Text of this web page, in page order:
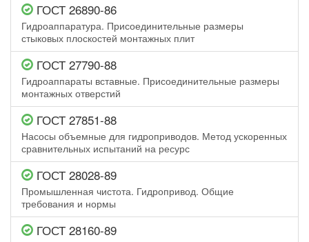
ГОСТ 26890-86
Гидроаппаратура. Присоединительные размеры
стыковых плоскостей монтажных плит
ГОСТ 27790-88
Гидроаппараты вставные. Присоединительные размеры
монтажных отверстий
ГОСТ 27851-88
Насосы объемные для гидроприводов. Метод ускоренных
сравнительных испытаний на ресурс
ГОСТ 28028-89
Промышленная чистота. Гидропривод. Общие
требования и нормы
ГОСТ 28160-89